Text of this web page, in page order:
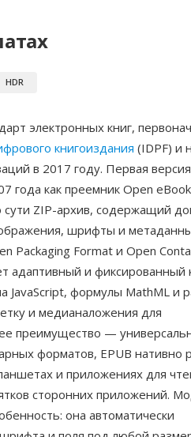
HDR
электронных книг,
книгоиздания (IDPF) и
в 2017 году. Первая
года как преемник Open eBook
сути ZIP-архив, содержащий
шрифты и
Packaging Format и Open
адаптивный и фиксированный
JavaScript, формулы MathML и
и медианаложения для
преимущество —
форматов, EPUB нативно
и приложениях для
сторонних приложений.
она автоматически